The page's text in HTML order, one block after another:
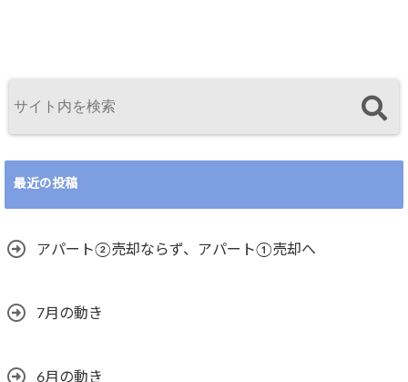
最近の投稿
アパート②売却ならず、アパート①売却へ
7月の動き
6月の動き